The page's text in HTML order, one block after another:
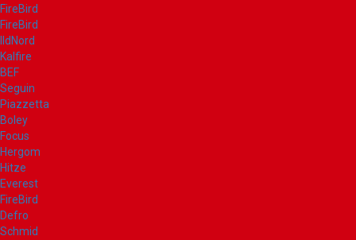
FireBird
FireBird
IldNord
Kalfire
BEF
Seguin
Piazzetta
Boley
Focus
Hergom
Hitze
Everest
FireBird
Defro
Schmid